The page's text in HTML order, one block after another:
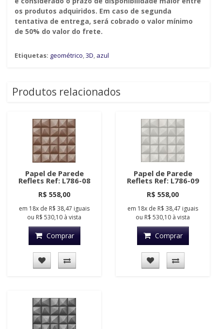
os produtos adquiridos. Em caso de segunda
tentativa de entrega, será cobrado o valor mínimo
de 50% do valor do frete.
Etiquetas: geométrico,3D, azul
Produtos relacionados
Papel de Parede
Reflets Ref: L786-08
R$ 558,00
em 18x de R$ 38,47 iguais
ou R$ 530,10 à vista
Comprar
Papel de Parede
Reflets Ref: L786-09
R$ 558,00
em 18x de R$ 38,47 iguais
ou R$ 530,10 à vista
Comprar